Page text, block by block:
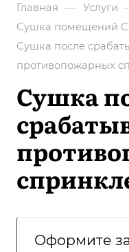
Главная — Услуги
Сушка помещений
Сушка после
противопожарных
Сушка
Оформите